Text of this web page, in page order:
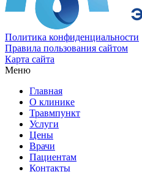
Политика конфиденциальности
Правила пользования сайтом
Карта сайта
Меню
Главная
О клинике
Травмпункт
Услуги
Цены
Врачи
Пациентам
Контакты